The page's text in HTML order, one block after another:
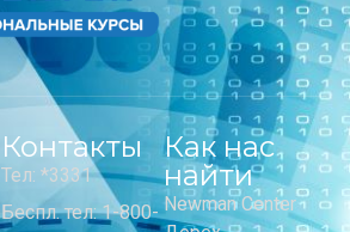
Контакты
Тел: *3331
Беспл. тел: 1-800-
Как нас
найти
Newman Center